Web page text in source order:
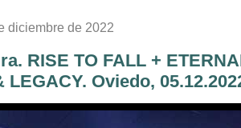
diciembre de 2022
RISE TO FALL +
LEGACY. Oviedo,